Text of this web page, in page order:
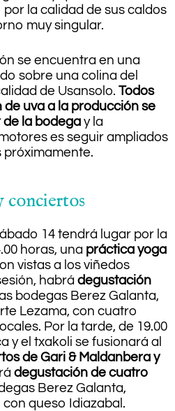
la calidad de sus caldos
muy singular.
se encuentra en una
sobre una colina del
de Usansolo. Todos
de uva a la producción se
la bodega y la
es seguir ampliados
próximamente.
conciertos
14 tendrá lugar por la
horas, una práctica yoga
vistas a los viñedos
habrá degustación
bodegas Berez Galanta,
Lezama, con cuatro
Por la tarde, de 19.00
y el txakoli se fusionará al
de Gari & Maldanbera y
degustación de cuatro
Berez Galanta,
queso Idiazabal.